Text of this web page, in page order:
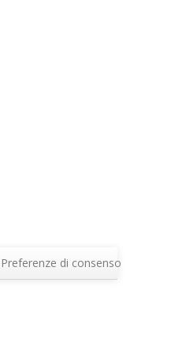
Preferenze di consenso